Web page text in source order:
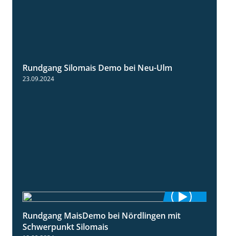
Rundgang Silomais Demo bei Neu-Ulm
10:51
Rundgang MaisDemo bei Nördlingen mit
Schwerpunkt Silomais